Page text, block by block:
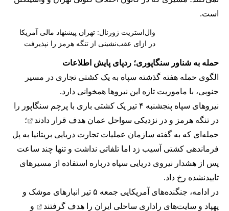
است.
وال‌استریت ژورنال: تهران پیشنهاد مالی آمریکا
در ازای عقب‌نشینی از تنگه هرمز را نپذیرفت
حمله به شناور سنگاپوری؛ ردپای پایش اطلاعات
الگوی حمله هفته گذشته سپاه به یک کشتی تجاری در مسیر
جنوبی، با ماموریت تازه این نیروها همخوانی دارد.
نیروهای سپاه پنجشنبه ۴ تیر یک کشتی باری با پرچم سنگاپور را
در تنگه هرمز و در نزدیکی سواحل عمان هدف قرار دادند
؛
حمله‌ای که به گفته سازمان عملیات تجارت دریایی بریتانیا به پل
فرماندهی کشتی آسیب زد اما تلفاتی نداشت و تنها چند ساعت
پس از هشدار نیروی دریایی سپاه درباره استفاده از مسیرهای
تاییدنشده رخ داد.
در ادامه، جنگنده‌های آمریکایی جمعه ۵ تیر انبارهای موشک و
پهپاد و سایت‌های راداری ساحلی ایران را هدف گرفتند
و